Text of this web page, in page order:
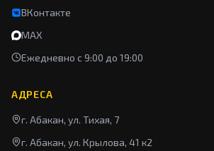
ВКонтакте
MAX
Ежедневно с 9:00 до 19:00
АДРЕСА
г. Абакан, ул. Тихая, 7
г. Абакан, ул. Крылова, 41 к2